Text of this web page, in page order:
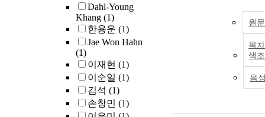
Dahl-Young
Khang (1)
한용운 (1)
Jae Won Hahn
(1)
이재현 (1)
이순일 (1)
김석 (1)
손창민 (1)
원
목
색
음